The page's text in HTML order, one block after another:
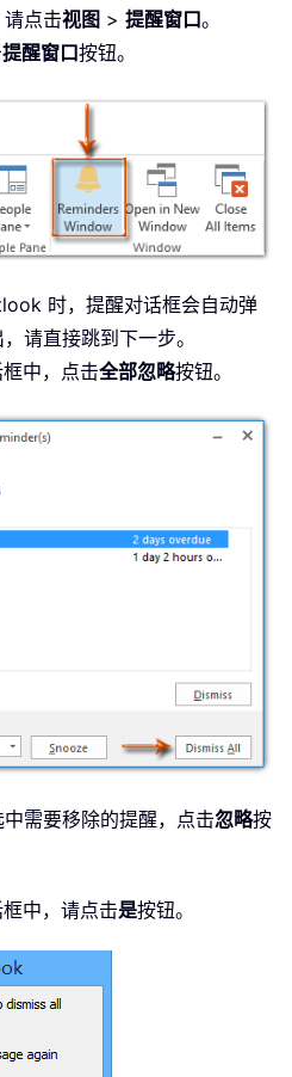
点击视图 > 提醒窗口。
提醒窗口按钮。
时，提醒对话框会自动弹
请直接跳到下一步。
中，点击全部忽略按钮。
需要移除的提醒，点击忽略按
中，请点击是按钮。